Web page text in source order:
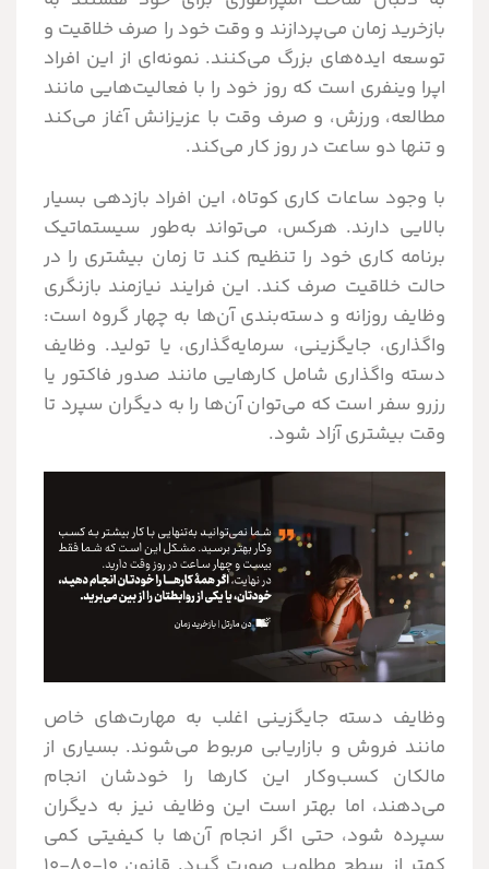
بازخرید زمان می‌پردازند و وقت خود را صرف خلاقیت و
توسعه ایده‌های بزرگ می‌کنند. نمونه‌ای از این افراد
اپرا وینفری است که روز خود را با فعالیت‌هایی مانند
مطالعه، ورزش، و صرف وقت با عزیزانش آغاز می‌کند
و تنها دو ساعت در روز کار می‌کند.
با وجود ساعات کاری کوتاه، این افراد بازدهی بسیار
بالایی دارند. هرکس، می‌تواند به‌طور سیستماتیک
برنامه کاری خود را تنظیم کند تا زمان بیشتری را در
حالت خلاقیت صرف کند. این فرایند نیازمند بازنگری
وظایف روزانه و دسته‌بندی آن‌ها به چهار گروه است:
واگذاری، جایگزینی، سرمایه‌گذاری، یا تولید. وظایف
دسته واگذاری شامل کارهایی مانند صدور فاکتور یا
رزرو سفر است که می‌توان آن‌ها را به دیگران سپرد تا
وقت بیشتری آزاد شود.
وظایف دسته جایگزینی اغلب به مهارت‌های خاص
مانند فروش و بازاریابی مربوط می‌شوند. بسیاری از
مالکان کسب‌وکار این کارها را خودشان انجام
می‌دهند، اما بهتر است این وظایف نیز به دیگران
سپرده شود، حتی اگر انجام آن‌ها با کیفیتی کمی